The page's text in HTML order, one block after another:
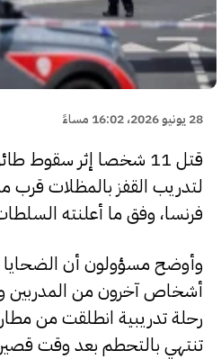
28 يونيو 2026، 16:02 مساءً
قتل 11 شخصا إثر
لتدريب القفز بالمظلات قرب
فرنسا، وفق ما أعلنته
وأوضح مسؤولون أن الضحايا
أشخاص آخرون من المدربين
رحلة تدريبية انطلقت من
تنتهي بالتحطم بعد وقت قصير